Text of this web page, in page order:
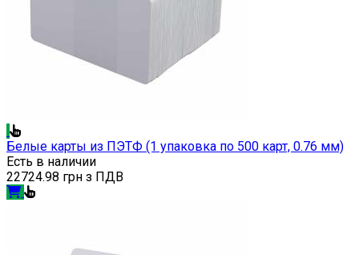
Белые карты из ПЭТФ (1 упаковка по 500 карт, 0.76 мм)
Есть в наличии
22724.98 грн з ПДВ